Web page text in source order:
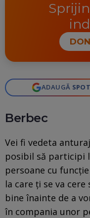
ADAUGĂ
Berbec
Vei fi vedeta
posibil să participi
persoane cu
la care ți se va
bine înainte de a
în compania unor